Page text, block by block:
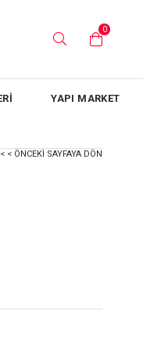
0
YAPI MARKET
< < ÖNCEKI SAYFAYA DÖN